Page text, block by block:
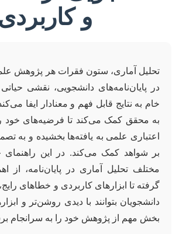
و
تحلیل آماری، ستون فقرات هر پژوهش
در پایان‌نامه‌های دانشجویی، نقشی
خام به نتایج قابل فهم و معنادار ایفا
به محقق کمک می‌کند تا فرضیه‌های خود
اعتباری علمی به یافته‌ها بخشیده و به
بر شواهد کمک می‌کند. در این راهنمای
مختلف تحلیل آماری در پایان‌نامه، از
گرفته تا ابزارهای کاربردی و خطاهای
دانشجویان بتوانند با دیدی روشن‌تر و
بخش مهم از پژوهش خود را به سرانجام